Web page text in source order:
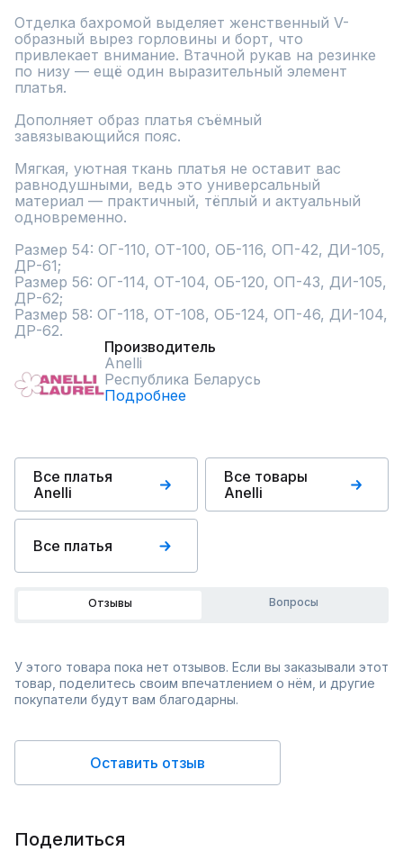
Отделка бахромой выделяет женственный V-
образный вырез горловины и борт, что
привлекает внимание. Втачной рукав на резинке
по низу — ещё один выразительный элемент
платья.
Дополняет образ платья съёмный
завязывающийся пояс.
Мягкая, уютная ткань платья не оставит вас
равнодушными, ведь это универсальный
материал — практичный, тёплый и актуальный
одновременно.
Размер 54: ОГ-110, ОТ-100, ОБ-116, ОП-42, ДИ-105,
ДР-61;
Размер 56: ОГ-114, ОТ-104, ОБ-120, ОП-43, ДИ-105,
ДР-62;
Размер 58: ОГ-118, ОТ-108, ОБ-124, ОП-46, ДИ-104,
ДР-62.
Производитель
Anelli
Республика Беларусь
Подробнее
Все платья
Anelli
Все товары
Anelli
Все платья
Отзывы Вопросы
У этого товара пока нет отзывов. Если вы заказывали этот
товар, поделитесь своим впечатлением о нём, и другие
покупатели будут вам благодарны.
Оставить отзыв
Поделиться